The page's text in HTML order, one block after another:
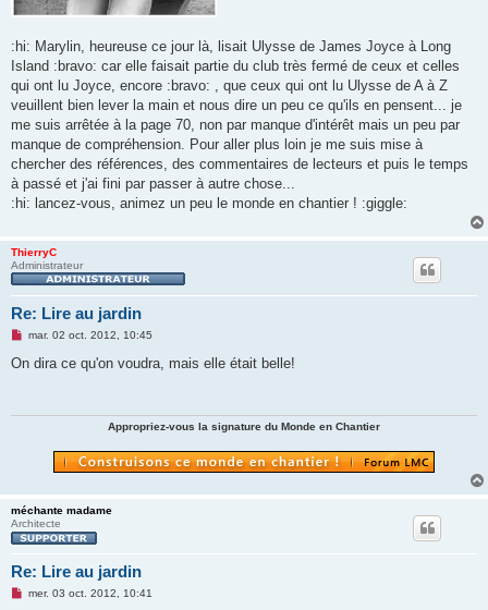
:hi: Marylin, heureuse ce jour là, lisait Ulysse de James Joyce à Long
Island :bravo: car elle faisait partie du club très fermé de ceux et celles
qui ont lu Joyce, encore :bravo: , que ceux qui ont lu Ulysse de A à Z
veuillent bien lever la main et nous dire un peu ce qu'ils en pensent... je
me suis arrêtée à la page 70, non par manque d'intérêt mais un peu par
manque de compréhension. Pour aller plus loin je me suis mise à
chercher des références, des commentaires de lecteurs et puis le temps
à passé et j'ai fini par passer à autre chose...
:hi: lancez-vous, animez un peu le monde en chantier ! :giggle:
ThierryC
Administrateur
Re: Lire au jardin
M
s
mar. 02 oct. 2012, 10:45
On dira ce qu'on voudra, mais elle était belle!
Appropriez-vous la signature du Monde en Chantier
méchante madame
Architecte
Re: Lire au jardin
Mmer. 03 oct. 2012, 10:41